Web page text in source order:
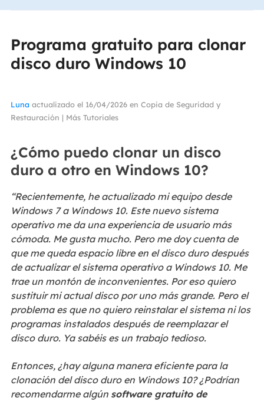
Programa gratuito para clonar
disco duro Windows 10
Lunaactualizado el 16/04/2026 en Copia de Seguridad y
Restauración | Más Tutoriales
¿Cómo puedo clonar un disco
duro a otro en Windows 10?
“Recientemente, he actualizado mi equipo desde
Windows 7 a Windows 10. Este nuevo sistema
operativo me da una experiencia de usuario más
cómoda. Me gusta mucho. Pero me doy cuenta de
que me queda espacio libre en el disco duro después
de actualizar el sistema operativo a Windows 10. Me
trae un montón de inconvenientes. Por eso quiero
sustituir mi actual disco por uno más grande. Pero el
problema es que no quiero reinstalar el sistema ni los
programas instalados después de reemplazar el
disco duro. Ya sabéis es un trabajo tedioso.
Entonces, ¿hay alguna manera eficiente para la
clonación del disco duro en Windows 10? ¿Podrían
recomendarme algún software gratuito de